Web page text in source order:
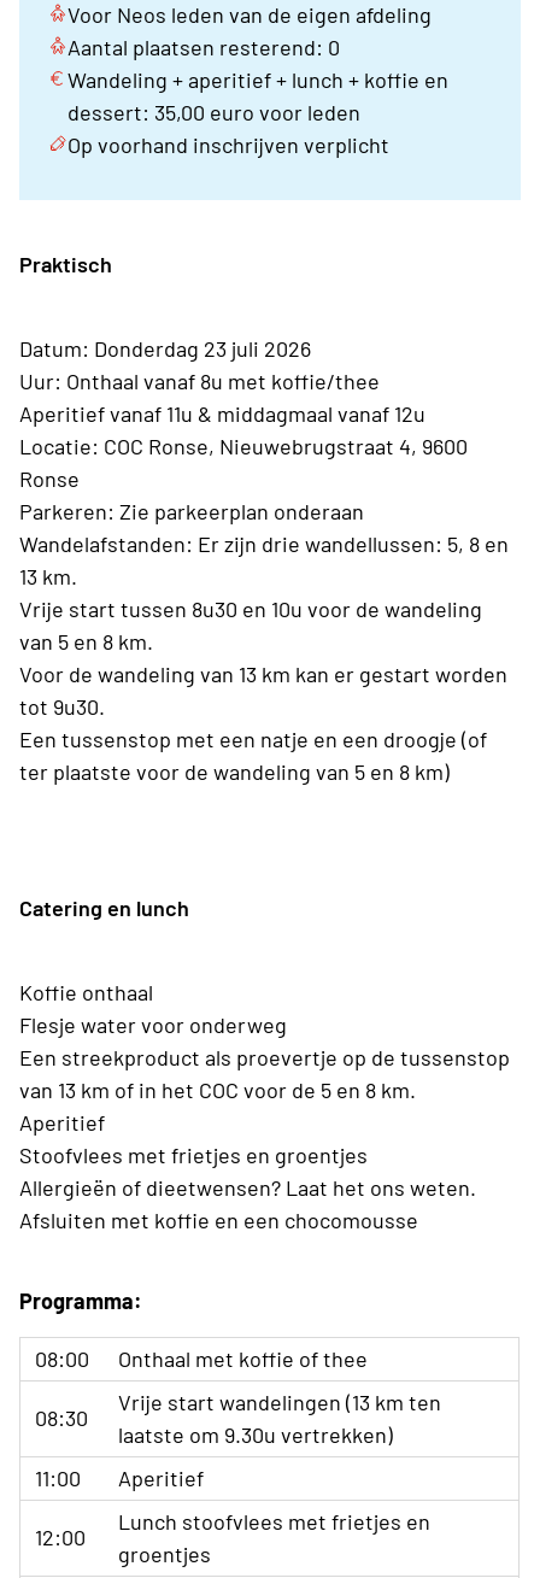
Voor Neos leden van de eigen afdeling
Aantal plaatsen resterend: 0
Wandeling + aperitief + lunch + koffie en
dessert: 35,00 euro voor leden
Op voorhand inschrijven verplicht
Praktisch
Datum: Donderdag 23 juli 2026
Uur: Onthaal vanaf 8u met koffie/thee
Aperitief vanaf 11u & middagmaal vanaf 12u
Locatie: COC Ronse, Nieuwebrugstraat 4, 9600
Ronse
Parkeren: Zie parkeerplan onderaan
Wandelafstanden: Er zijn drie wandellussen: 5, 8 en
13 km.
Vrije start tussen 8u30 en 10u voor de wandeling
van 5 en 8 km.
Voor de wandeling van 13 km kan er gestart worden
tot 9u30.
Een tussenstop met een natje en een droogje (of
ter plaatste voor de wandeling van 5 en 8 km)
Catering en lunch
Koffie onthaal
Flesje water voor onderweg
Een streekproduct als proevertje op de tussenstop
van 13 km of in het COC voor de 5 en 8 km.
Aperitief
Stoofvlees met frietjes en groentjes
Allergieën of dieetwensen? Laat het ons weten.
Afsluiten met koffie en een chocomousse
Programma:
08:00 Onthaal met koffie of thee
08:30
Vrije start wandelingen (13 km ten
laatste om 9.30u vertrekken)
11:00
Aperitief
12:00
Lunch stoofvlees met frietjes en
groentjes